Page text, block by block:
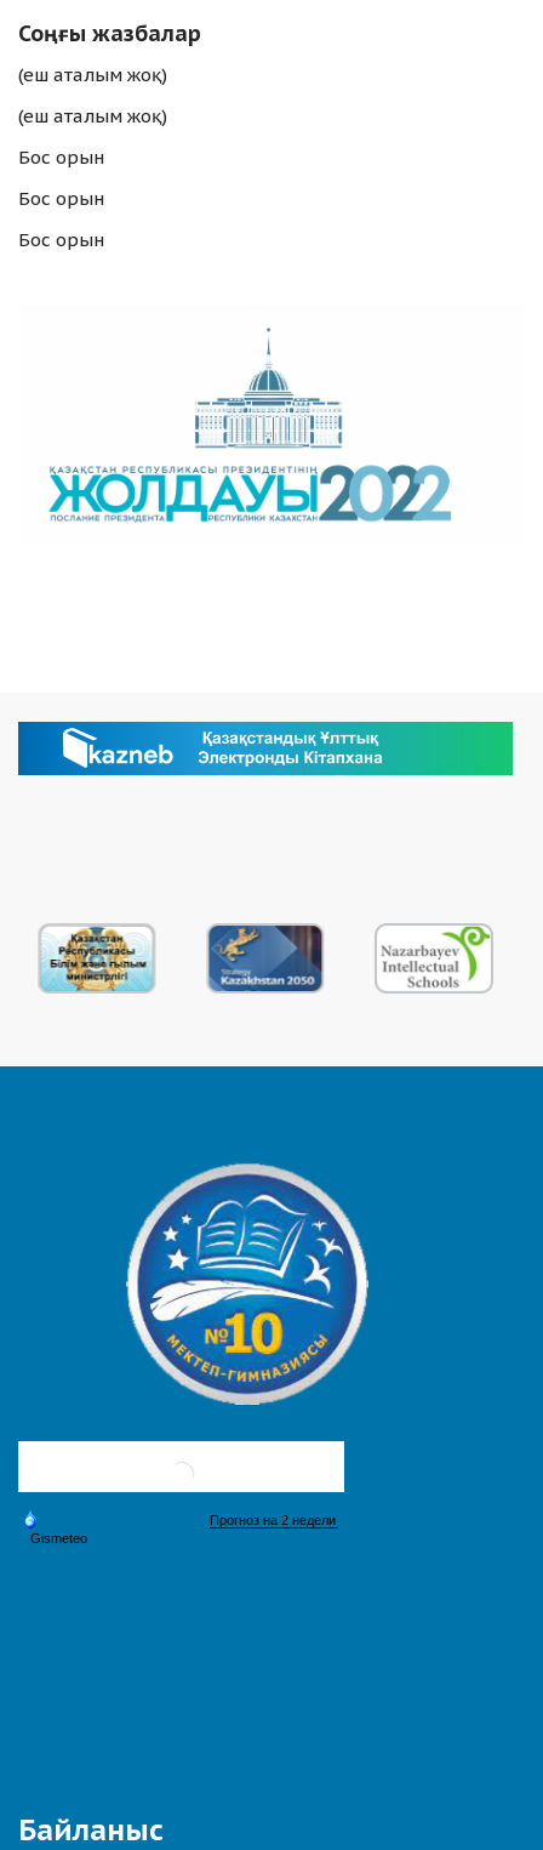
Соңғы жазбалар
(еш аталым жоқ)
(еш аталым жоқ)
Бос орын
Бос орын
Бос орын
Байланыс